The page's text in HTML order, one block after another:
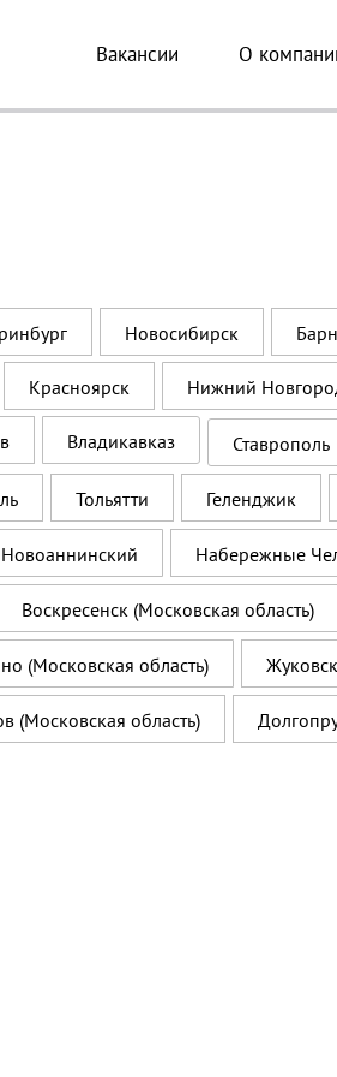
Вакансии О
Новосибирск
Красноярск Нижний
Владикавказ Ставрополь
Тольятти Геленджик
Новоаннинский Набережные
Воскресенск (Московская область)
(Московская область)
(Московская область)